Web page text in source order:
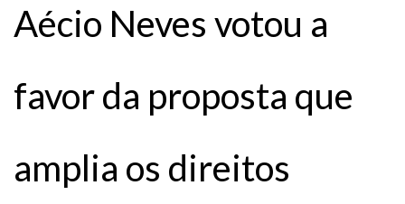
Aécio Neves votou a
favor da proposta que
amplia os direitos